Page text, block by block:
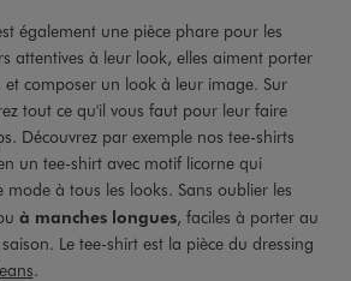
également une pièce phare pour les
attentives à leur look, elles aiment porter
et composer un look à leur image. Sur
tout ce qu'il vous faut pour leur faire
Découvrez par exemple nos tee-shirts
un tee-shirt avec motif licorne qui
à tous les looks. Sans oublier les
à manches longues, faciles à porter au
Le tee-shirt est la pièce du dressing
.